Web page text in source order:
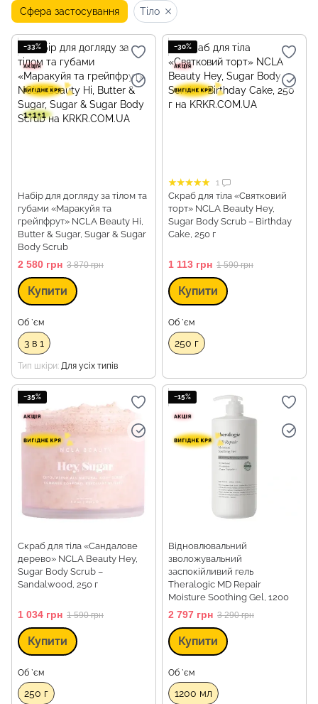
Сфера застосування Тіло
−33%
Набір для догляду за тілом та
губами «Маракуйя та
грейпфрут» NCLA Beauty Hi,
Butter & Sugar, Sugar & Sugar
Body Scrub
2 580 грн 3 870 грн
Купити
Об `єм
3 в 1
Тип шкіри Для усіх типів
−30%
1
Скраб для тіла «Святковий
торт» NCLA Beauty Hey,
Sugar Body Scrub – Birthday
Cake, 250 г
1 113 грн 1 590 грн
Купити
Об `єм
250 г
−35%
Скраб для тіла «Сандалове
дерево» NCLA Beauty Hey,
Sugar Body Scrub –
Sandalwood, 250 г
1 034 грн 1 590 грн
Купити
Об `єм
250 г
−15%
Відновлювальний
зволожувальний
заспокійливий гель
Theralogic MD Repair
Moisture Soothing Gel, 1200
мл
2 797 грн 3 290 грн
Купити
Об `єм
1200 мл